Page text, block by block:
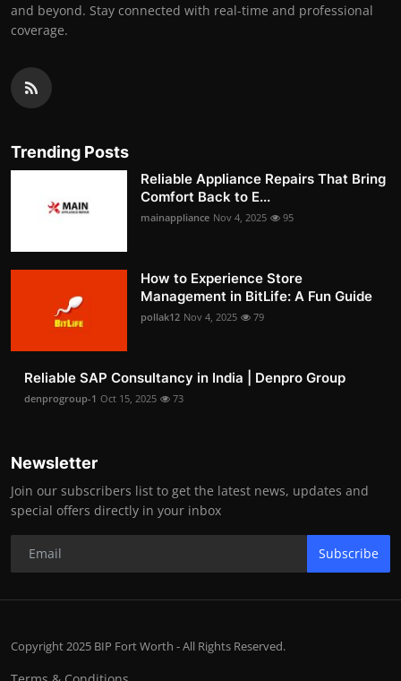
and beyond. Stay connected with real-time and professional
coverage.
Trending Posts
Reliable Appliance Repairs That Bring
Comfort Back to E...
mainappliance Nov 4, 2025 95
How to Experience Store
Management in BitLife: A Fun Guide
pollak12 Nov 4, 2025 79
Reliable SAP Consultancy in India | Denpro Group
denprogroup-1 Oct 15, 2025 73
Newsletter
Join our subscribers list to get the latest news, updates and
special offers directly in your inbox
Subscribe
Copyright 2025 BIP Fort Worth - All Rights Reserved.